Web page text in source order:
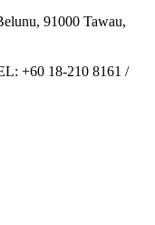
91000 Tawau,
+60 18-210 8161 /